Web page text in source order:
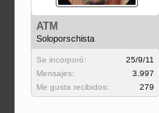
ATM
Soloporschista
Se incorporó:
25/9/11
Mensajes:
3.997
Me gusta recibidos:
279